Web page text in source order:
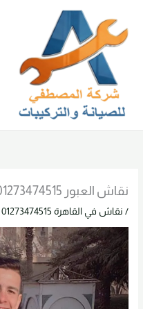
المحتوى
نقاش العبور 01273474515
/ نقاش في القاهرة 01273474515